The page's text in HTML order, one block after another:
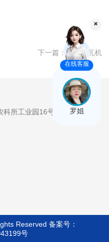
下一篇：双层压瓦机
科所工业园16号
Reserved 备案号：
号
在线客服
罗姐